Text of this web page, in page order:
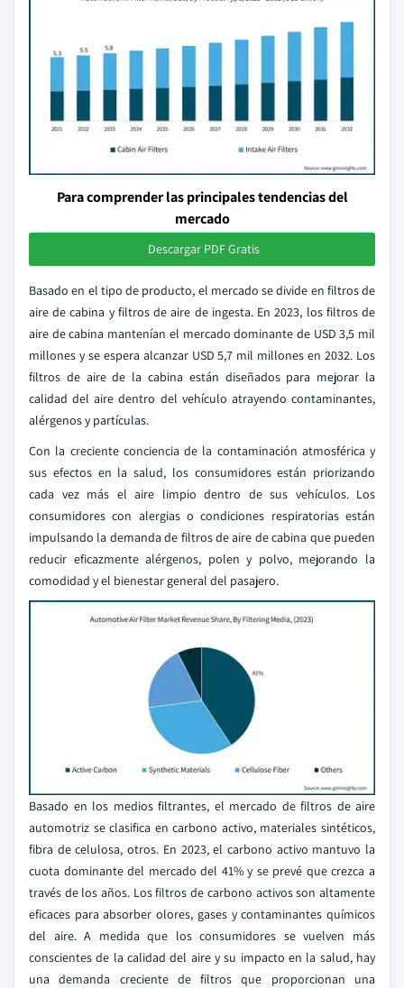
Para comprender las principales tendencias del
mercado
Descargar PDF Gratis
Basado en el tipo de producto, el mercado se divide en filtros de
aire de cabina y filtros de aire de ingesta. En 2023, los filtros de
aire de cabina mantenían el mercado dominante de USD 3,5 mil
millones y se espera alcanzar USD 5,7 mil millones en 2032. Los
filtros de aire de la cabina están diseñados para mejorar la
calidad del aire dentro del vehículo atrayendo contaminantes,
alérgenos y partículas.
Con la creciente conciencia de la contaminación atmosférica y
sus efectos en la salud, los consumidores están priorizando
cada vez más el aire limpio dentro de sus vehículos. Los
consumidores con alergias o condiciones respiratorias están
impulsando la demanda de filtros de aire de cabina que pueden
reducir eficazmente alérgenos, polen y polvo, mejorando la
comodidad y el bienestar general del pasajero.
Basado en los medios filtrantes, el mercado de filtros de aire
automotriz se clasifica en carbono activo, materiales sintéticos,
fibra de celulosa, otros. En 2023, el carbono activo mantuvo la
cuota dominante del mercado del 41% y se prevé que crezca a
través de los años. Los filtros de carbono activos son altamente
eficaces para absorber olores, gases y contaminantes químicos
del aire. A medida que los consumidores se vuelven más
conscientes de la calidad del aire y su impacto en la salud, hay
una demanda creciente de filtros que proporcionan una